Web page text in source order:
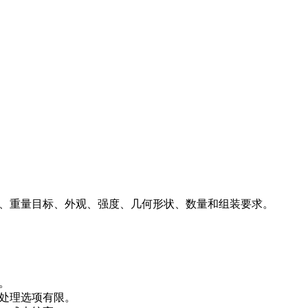
量目标、外观、强度、几何形状、数量和组装要求。
理选项有限。